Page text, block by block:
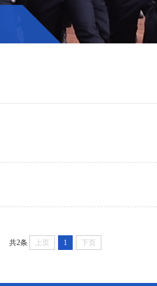
共2条 上页 1 下页